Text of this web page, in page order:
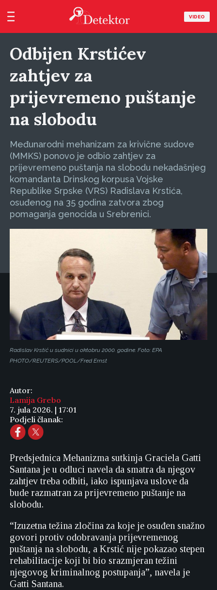
VIDEO
Odbijen Krstićev
zahtjev za
prijevremeno puštanje
na slobodu
Međunarodni mehanizam za krivične sudove
(MMKS) ponovo je odbio zahtjev za
prijevremeno puštanja na slobodu nekadašnjeg
komandanta Drinskog korpusa Vojske
Republike Srpske (VRS) Radislava Krstića,
osuđenog na 35 godina zatvora zbog
pomaganja genocida u Srebrenici.
Radislav Krstić u sudnici u oktobru 2000. godine. Foto: EPA
PHOTO/REUTERS/POOL/Fred Ernst
Autor:
Lamija Grebo
7. jula 2026. | 17:01
Podjeli članak:
Predsjednica Mehanizma sutkinja Graciela Gatti
Santana je u odluci navela da smatra da njegov
zahtjev treba odbiti, iako ispunjava uslove da
bude razmatran za prijevremeno puštanje na
slobodu.
“Izuzetna težina zločina za koje je osuđen snažno
govori protiv odobravanja prijevremenog
puštanja na slobodu, a Krstić nije pokazao stepen
rehabilitacije koji bi bio srazmjeran težini
njegovog kriminalnog postupanja”, navela je
Gatti Santana.